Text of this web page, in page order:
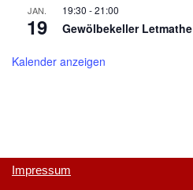
JAN.
19
19:30 -21:00
Gewölbekeller Letmathe
Kalender anzeigen
Impressum